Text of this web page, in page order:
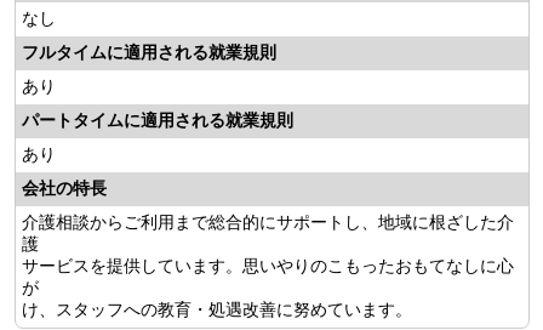
なし
フルタイムに適用される就業規則
あり
パートタイムに適用される就業規則
あり
会社の特長
介護相談からご利用まで総合的にサポートし、地域に根ざした介
護
サービスを提供しています。思いやりのこもったおもてなしに心
が
け、スタッフへの教育・処遇改善に努めています。